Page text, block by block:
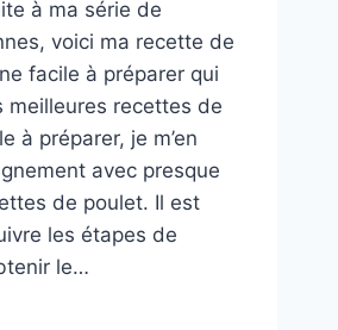
à ma série de
voici ma recette de
facile à préparer qui
meilleures recettes de
à préparer, je m’en
avec presque
de poulet. Il est
les étapes de
le…